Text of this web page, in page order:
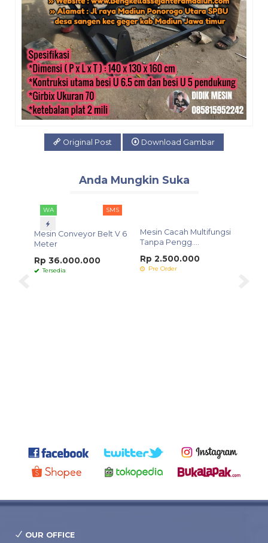
Original Post Download Gambar
Anda Mungkin Suka
WA SMS
Mesin Conveyor Belt V 6
Meter
Rp 36.000.000
Tersedia
Mesin Cacah Multifungsi
Tanpa Pengg....
Rp 2.500.000
Pre Order
OUR OFFICE